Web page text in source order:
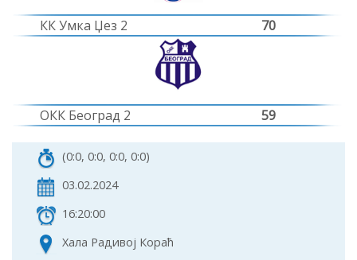
КК Умка Џез 2 70
ОКК Београд 2 59
(0:0, 0:0, 0:0, 0:0)
03.02.2024
16:20:00
Хала Радивој Кораћ